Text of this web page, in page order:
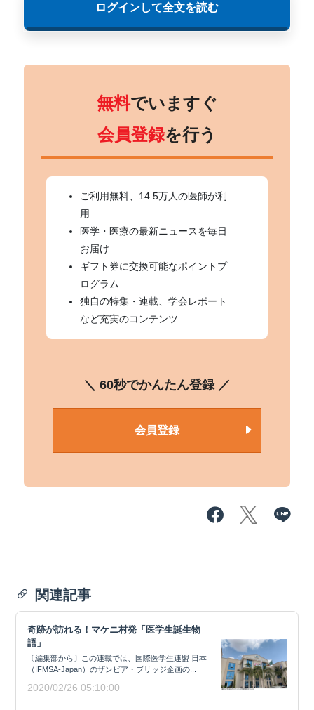
ログインして全文を読む
無料でいますぐ
会員登録を行う
ご利用無料、14.5万人の医師が利
用
医学・医療の最新ニュースを毎日
お届け
ギフト券に交換可能なポイントプ
ログラム
独自の特集・連載、学会レポート
など充実のコンテンツ
＼ 60秒でかんたん登録 ／
会員登録
関連記事
奇跡が訪れる！マケニ村発「医学生誕生物
語」
〔編集部から〕この連載では、国際医学生連盟 日本
（IFMSA-Japan）のザンビア・ブリッジ企画の...
2020/02/26 05:10:00